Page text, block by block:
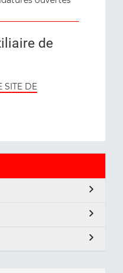
de
SITE DE